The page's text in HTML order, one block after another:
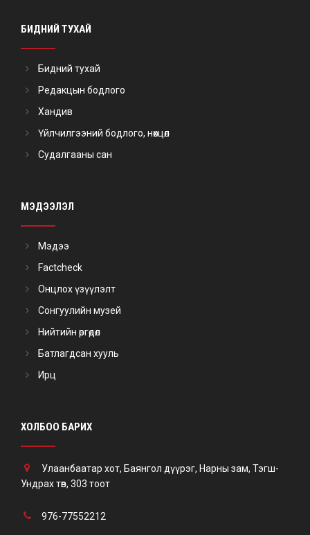
БИДНИЙ ТУХАЙ
Бидний тухай
Редакцын бодлого
Хандив
Үйлчилгээний бодлого, нөхцөл
Судалгааны сан
МЭДЭЭЛЭЛ
Мэдээ
Factcheck
Онцлох үзүүлэлт
Сонгуулийн музей
Нийтийн өргөдөл
Батлагдсан хууль
Ирц
ХОЛБОО БАРИХ
Улаанбаатар хот, Баянгол дүүрэг, Нарны зам, Тэгш-
Ундрах төв, 303 тоот
976-77552212